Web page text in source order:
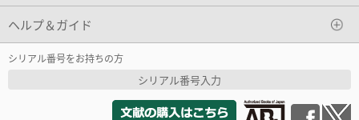
ヘルプ＆ガイド
シリアル番号をお持ちの方
シリアル番号入力